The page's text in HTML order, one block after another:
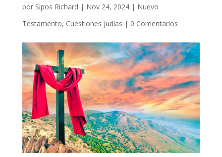
por Sipos Richard | Nov 24, 2024| Nuevo
Testamento, Cuestiones judías | 0 Comentarios